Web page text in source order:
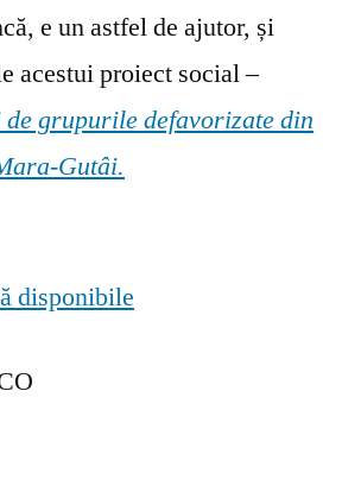
e un astfel de ajutor, și
acestui proiect social –
grupurile defavorizate din
Gutâi.
disponibile